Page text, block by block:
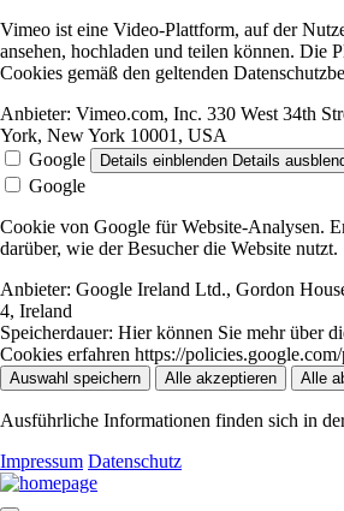
Vimeo ist eine Video-Plattform, auf der
ansehen, hochladen und teilen können. Die
Cookies gemäß den geltenden
Anbieter: Vimeo.com, Inc. 330 West 34th
York, New York 10001, USA
Google
Details einblenden Details
Google
Cookie von Google für Website-Analysen.
darüber, wie der Besucher die Website nutzt.
Anbieter: Google Ireland Ltd., Gordon
4, Ireland
Speicherdauer: Hier können Sie mehr über
Cookies erfahren https://
Auswahl speichern Alle akzeptieren Alle
Ausführliche Informationen finden sich in
Impressum Datenschutz